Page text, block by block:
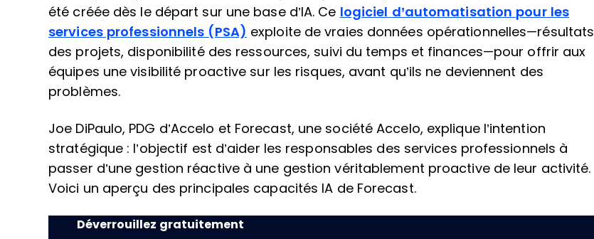
été créée dès le départ sur une base d’IA. Ce logiciel d’automatisation pour les
services professionnels (PSA) exploite de vraies données opérationnelles—résultats
des projets, disponibilité des ressources, suivi du temps et finances—pour offrir aux
équipes une visibilité proactive sur les risques, avant qu’ils ne deviennent des
problèmes.
Joe DiPaulo, PDG d’Accelo et Forecast, une société Accelo, explique l’intention
stratégique : l’objectif est d’aider les responsables des services professionnels à
passer d’une gestion réactive à une gestion véritablement proactive de leur activité.
Voici un aperçu des principales capacités IA de Forecast.
Déverrouillez gratuitement